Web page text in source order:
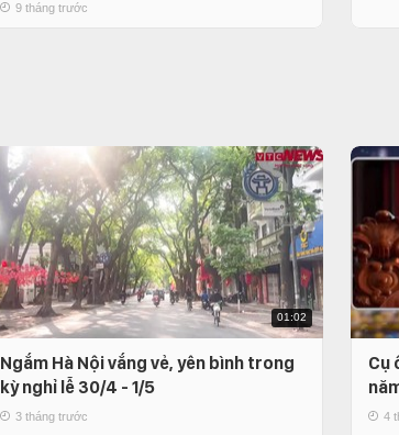
9 tháng trước
01:02
Ngắm Hà Nội vắng vẻ, yên bình trong
kỳ nghỉ lễ 30/4 - 1/5
3 tháng trước
Cụ
4